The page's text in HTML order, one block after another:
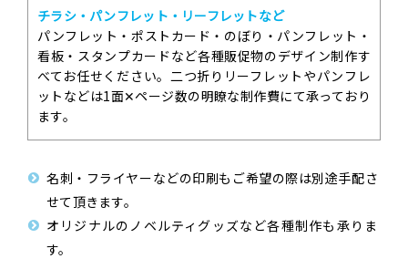
チラシ・パンフレット・リーフレットなど
パンフレット・ポストカード・のぼり・パンフレット・
看板・スタンプカードなど各種販促物のデザイン制作す
べてお任せください。二つ折りリーフレットやパンフレ
ットなどは1面✕ページ数の明瞭な制作費にて承っており
ます。
名刺・フライヤーなどの印刷もご希望の際は別途手配さ
せて頂きます。
オリジナルのノベルティグッズなど各種制作も承りま
す。